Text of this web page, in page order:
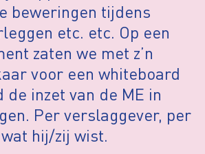
beweringen tijdens
etc. etc. Op een
zaten we met z’n
voor een whiteboard
inzet van de ME in
Per verslaggever, per
hij/zij wist.